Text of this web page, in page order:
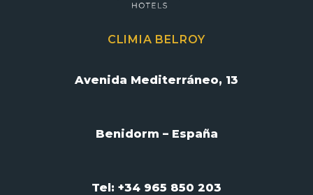
CLIMIA BELROY
Avenida Mediterráneo, 13
Benidorm – España
Tel: +34 965 850 203